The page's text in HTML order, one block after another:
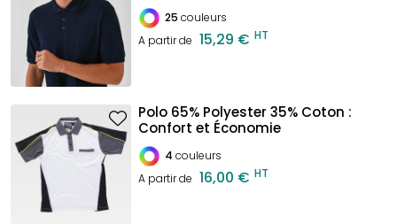
25 couleurs
A partir de 15,29 € HT
Polo 65% Polyester 35% Coton :
Confort et Économie
4 couleurs
A partir de 16,00 € HT